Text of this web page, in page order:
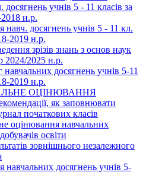
досягнень учнів 5 - 11 класів за
н.р.
навч. досягнень учнів 5 - 11 кл.
2019 н.р.
зрізів знань з основ наук
2024/2025 н.р.
досягнень учнів 5-11
2019 н.р.
ОЦІНЮВАННЯ
як заповнювати
початкових класів
оцінювання навчальних
освіти
зовнішнього незалежного
навчальних досягнень учнів 5-